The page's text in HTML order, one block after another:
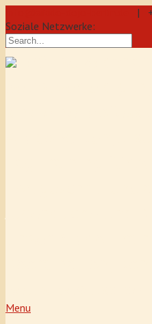
|
Soziale Netzwerke:
Menu